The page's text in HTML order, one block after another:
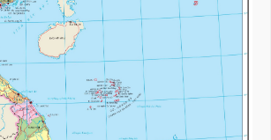
gia tại Dung Quất (Quảng
quả Thỏa thuận hợp tác giữa
Việt Nam - Thái Lan